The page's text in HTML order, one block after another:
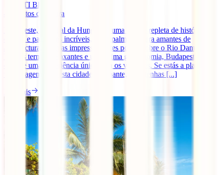
IATI Blog
minutos de leitura
Budapeste, a capital da Hungria, é uma cidade repleta de história,
cultura e paisagens incríveis, principalmente para amantes de
arquitectura. Com as impressionantes pontes sobre o Rio Danúbio,
banhos termais relaxantes e uma ótima gastronomia, Budapeste
oferece uma experiência única para os viajantes. Se estás a planear
uma viagem para esta cidade fascinante, quer tenhas [...]
Ler mais